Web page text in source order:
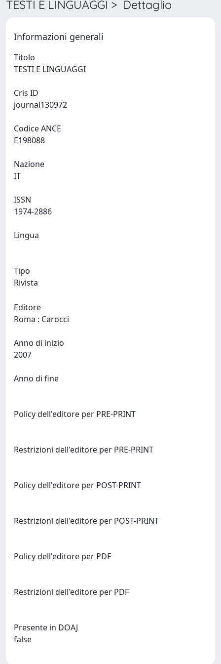
TESTI E LINGUAGGI > Dettaglio
Informazioni generali
Titolo
Cris ID
Codice ANCE
Nazione
ISSN
Lingua
Tipo
Rivista
Editore
Anno di inizio
Anno di fine
Policy dell'editore per PRE-PRINT
Restrizioni dell'editore per PRE-PRINT
Policy dell'editore per POST-PRINT
Restrizioni dell'editore per POST-PRINT
Policy dell'editore per PDF
Restrizioni dell'editore per PDF
Presente in DOAJ